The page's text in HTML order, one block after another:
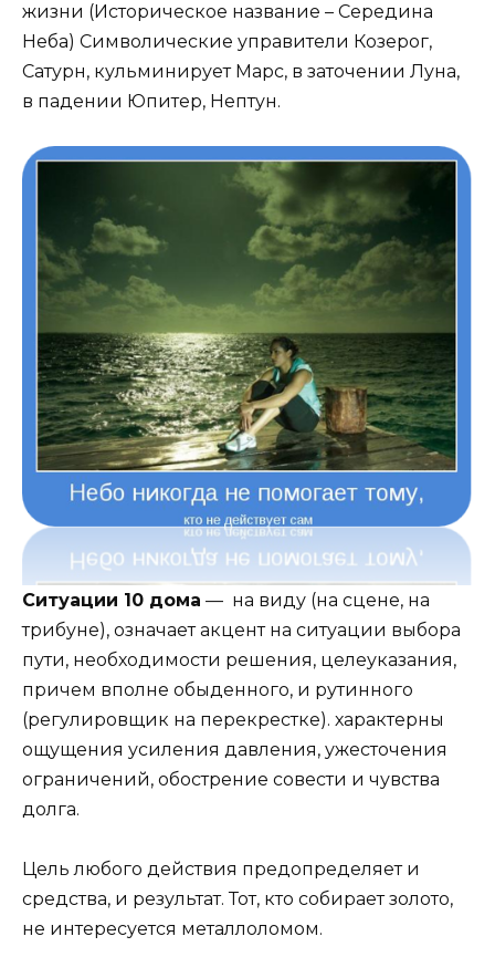
жизни (Историческое название – Середина
Неба) Символические управители Козерог,
Сатурн, кульминирует Марс, в заточении Луна,
в падении Юпитер, Нептун.
Ситуации 10 дома — на виду (на сцене, на
трибуне), означает акцент на ситуации выбора
пути, необходимости решения, целеуказания,
причем вполне обыденного, и рутинного
(регулировщик на перекрестке). характерны
ощущения усиления давления, ужесточения
ограничений, обострение совести и чувства
долга.
Цель любого действия предопределяет и
средства, и результат. Тот, кто собирает золото,
не интересуется металлоломом.